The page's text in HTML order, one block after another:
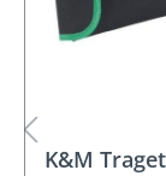
K&M